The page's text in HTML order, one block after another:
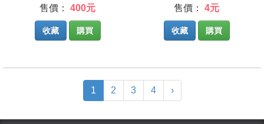
售價： 400元
收藏 購買
售價： 4元
收藏 購買
1 (current)
2 3 4 ›